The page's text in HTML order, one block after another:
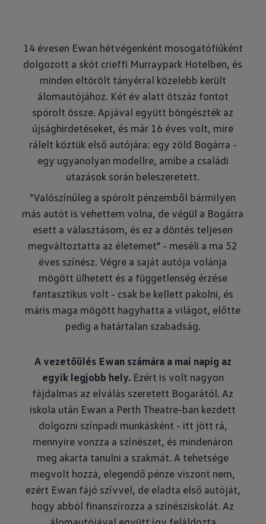
14 évesen Ewan hétvégenként mosogatófiúként
dolgozott a skót crieffi Murraypark Hotelben, és
minden eltörölt tányérral közelebb került
álomautójához. Két év alatt ötszáz fontot
spórolt össze. Apjával együtt böngészték az
újsághirdetéseket, és már 16 éves volt, mire
rálelt köztük első autójára: egy zöld Bogárra -
egy ugyanolyan modellre, amibe a családi
utazások során beleszeretett.
"Valószínűleg a spórolt pénzemből bármilyen
más autót is vehettem volna, de végül a Bogárra
esett a választásom, és ez a döntés teljesen
megváltoztatta az életemet" - meséli a ma 52
éves színész. Végre a saját autója volánja
mögött ülhetett és a függetlenség érzése
fantasztikus volt - csak be kellett pakolni, és
máris maga mögött hagyhatta a világot, előtte
pedig a határtalan szabadság.
A vezetőülés Ewan számára a mai napig az
egyik legjobb hely.Ezért is volt nagyon
fájdalmas az elválás szeretett Bogarától. Az
iskola után Ewan a Perth Theatre-ban kezdett
dolgozni színpadi munkásként - itt jött rá,
mennyire vonzza a színészet, és mindenáron
meg akarta tanulni a szakmát. A tehetsége
megvolt hozzá, elegendő pénze viszont nem,
ezért Ewan fájó szívvel, de eladta első autóját,
hogy abból finanszírozza a színésziskolát. Az